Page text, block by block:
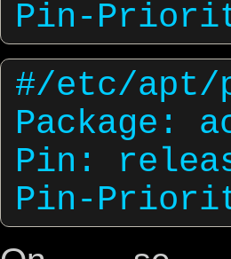
#/etc/apt/
Package:
Pin: